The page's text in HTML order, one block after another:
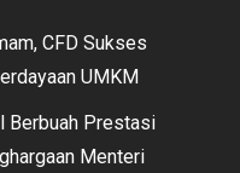
CFD Sukses
UMKM
Berbuah Prestasi
Menteri